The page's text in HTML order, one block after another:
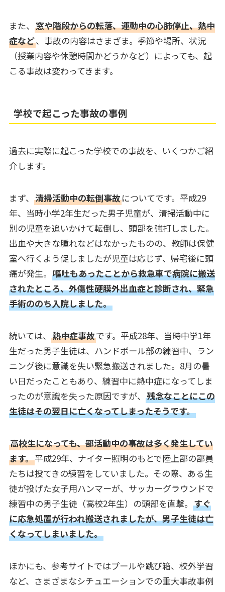
また、 窓や階段からの転落、運動中の心肺停止、熱中
症など、事故の内容はさまざま。季節や場所、状況
（授業内容や休憩時間かどうかなど）によっても、起
こる事故は変わってきます。
学校で起こった事故の事例
過去に実際に起こった学校での事故を、いくつかご紹
介します。
まず、 清掃活動中の転倒事故についてです。平成29
年、当時小学2年生だった男子児童が、清掃活動中に
別の児童を追いかけて転倒し、頭部を強打しました。
出血や大きな腫れなどはなかったものの、教師は保健
室へ行くよう促しましたが児童は応じず、帰宅後に頭
痛が発生。 嘔吐もあったことから救急車で病院に搬送
されたところ、外傷性硬膜外出血症と診断され、緊急
手術ののち入院しました。
続いては、 熱中症事故です。平成28年、当時中学1年
生だった男子生徒は、ハンドボール部の練習中、ラン
ニング後に意識を失い緊急搬送されました。8月の暑
い日だったこともあり、練習中に熱中症になってしま
ったのが意識を失った原因ですが、 残念なことにこの
生徒はその翌日に亡くなってしまったそうです。
高校生になっても、部活動中の事故は多く発生してい
ます。平成29年、ナイター照明のもとで陸上部の部員
たちは投てきの練習をしていました。その際、ある生
徒が投げた女子用ハンマーが、サッカーグラウンドで
練習中の男子生徒（高校2年生）の頭部を直撃。 すぐ
に応急処置が行われ搬送されましたが、男子生徒は亡
くなってしまいました。
ほかにも、参考サイトではプールや跳び箱、校外学習
など、さまざまなシチュエーションでの重大事故事例